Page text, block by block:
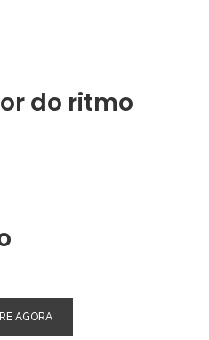
do ritmo
AGORA